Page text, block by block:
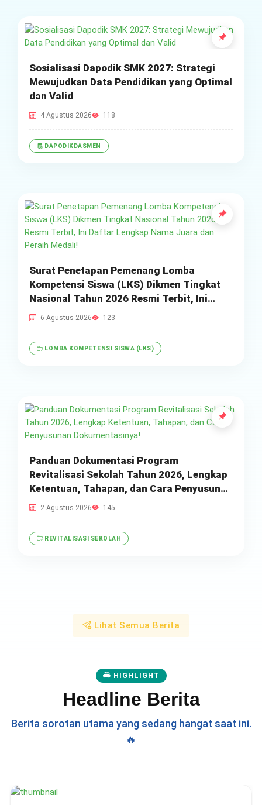
Sosialisasi Dapodik SMK 2027: Strategi
Mewujudkan Data Pendidikan yang Optimal
dan Valid
4 Agustus 2026 118
DAPODIKDASMEN
Surat Penetapan Pemenang Lomba
Kompetensi Siswa (LKS) Dikmen Tingkat
Nasional Tahun 2026 Resmi Terbit, Ini
Daftar Lengkap Nama Juara dan Peraih
6 Agustus 2026 123
LOMBA KOMPETENSI SISWA (LKS)
Panduan Dokumentasi Program
Revitalisasi Sekolah Tahun 2026, Lengkap
Ketentuan, Tahapan, dan Cara Penyusunan
Dokumentasinya!
2 Agustus 2026 145
REVITALISASI SEKOLAH
Lihat Semua Berita
HIGHLIGHT
Headline Berita
Berita sorotan utama yang sedang hangat saat ini.
🔥